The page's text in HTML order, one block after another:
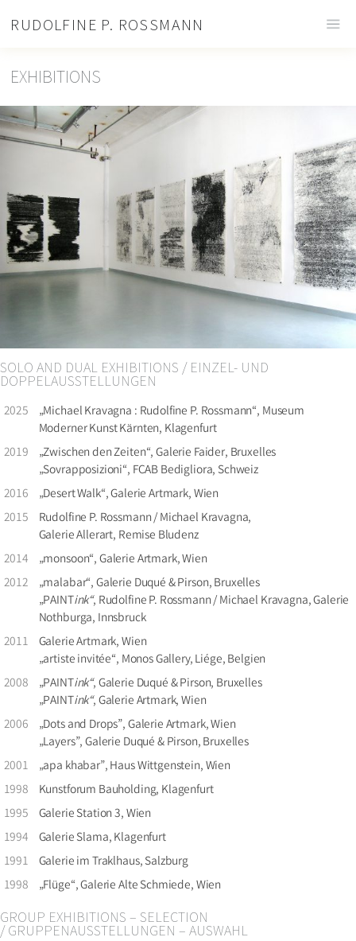
RUDOLFINE P. ROSSMANN
EXHIBITIONS
SOLO AND DUAL EXHIBITIONS / EINZEL- UND
DOPPELAUSSTELLUNGEN
2025
„Michael Kravagna : Rudolfine P. Rossmann“, Museum
Moderner Kunst Kärnten, Klagenfurt
2019
„Zwischen den Zeiten“, Galerie Faider, Bruxelles
„Sovrapposizioni“, FCAB Bedigliora, Schweiz
2016
„Desert Walk“, Galerie Artmark, Wien
2015
Rudolfine P. Rossmann / Michael Kravagna,
Galerie Allerart, Remise Bludenz
2014
„monsoon“, Galerie Artmark, Wien
2012
„malabar“, Galerie Duqué & Pirson, Bruxelles
„PAINTink“, Rudolfine P. Rossmann / Michael Kravagna, Galerie
Nothburga, Innsbruck
2011
Galerie Artmark, Wien
„artiste invitée“, Monos Gallery, Liége, Belgien
2008
„PAINTink“, Galerie Duqué & Pirson, Bruxelles
„PAINTink“, Galerie Artmark, Wien
2006
„Dots and Drops”, Galerie Artmark, Wien
„Layers”, Galerie Duqué & Pirson, Bruxelles
2001
„apa khabar”, Haus Wittgenstein, Wien
1998
Kunstforum Bauholding, Klagenfurt
1995
Galerie Station 3, Wien
1994
Galerie Slama, Klagenfurt
1991
Galerie im Traklhaus, Salzburg
1998
„Flüge“, Galerie Alte Schmiede, Wien
GROUP EXHIBITIONS – SELECTION
/ GRUPPENAUSSTELLUNGEN – AUSWAHL